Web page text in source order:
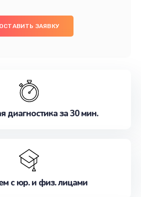
ОСТАВИТЬ ЗАЯВКУ
диагностика за 30 мин.
с юр. и физ. лицами